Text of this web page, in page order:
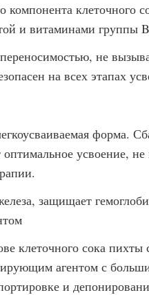
компонента клеточного
и витаминами группы
не
на всех этапах
форма.
усвоение,
защищает
клеточного сока пихты
агентом с
и